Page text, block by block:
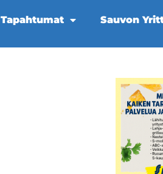
Tapahtumat Sauvon